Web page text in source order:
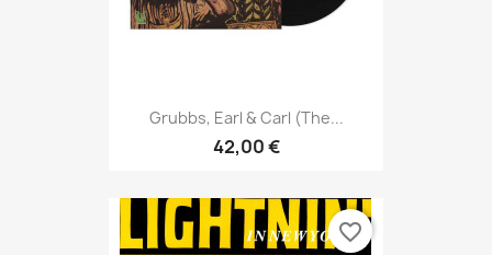
Grubbs, Earl & Carl (The...
42,00 €
favorite_border